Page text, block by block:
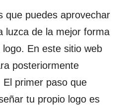
que puedes aprovechar
luzca de la mejor forma
En este sitio web
posteriormente
primer paso que
tu propio logo es